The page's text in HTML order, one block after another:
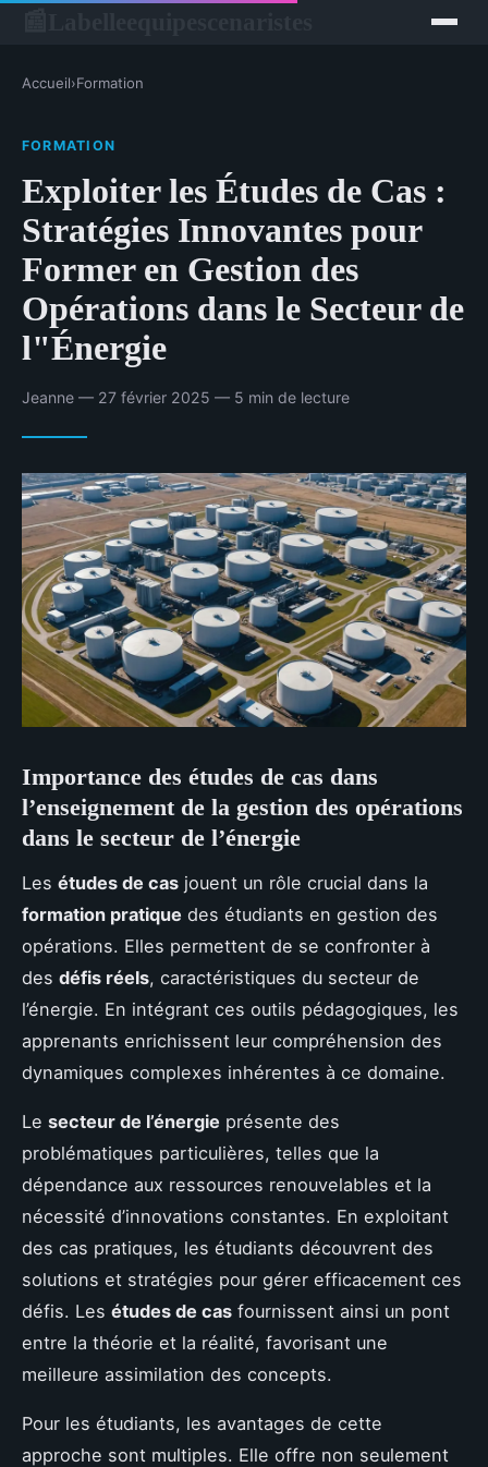
Accueil›Formation
FORMATION
Exploiter les Études de Cas :
Stratégies Innovantes pour
Former en Gestion des
Opérations dans le Secteur de
l"Énergie
Jeanne — 27 février 2025 — 5 min de lecture
Importance des études de cas dans
l’enseignement de la gestion des opérations
dans le secteur de l’énergie
Les études de cas jouent un rôle crucial dans la
formation pratique des étudiants en gestion des
opérations. Elles permettent de se confronter à
des défis réels, caractéristiques du secteur de
l’énergie. En intégrant ces outils pédagogiques, les
apprenants enrichissent leur compréhension des
dynamiques complexes inhérentes à ce domaine.
Le secteur de l’énergie présente des
problématiques particulières, telles que la
dépendance aux ressources renouvelables et la
nécessité d’innovations constantes. En exploitant
des cas pratiques, les étudiants découvrent des
solutions et stratégies pour gérer efficacement ces
défis. Les études de cas fournissent ainsi un pont
entre la théorie et la réalité, favorisant une
meilleure assimilation des concepts.
Pour les étudiants, les avantages de cette
approche sont multiples. Elle offre non seulement